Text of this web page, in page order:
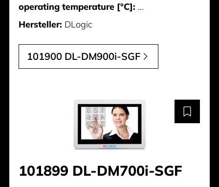
operating temperature [°C]: ...
Hersteller: DLogic
101900 DL-DM900i-SGF
101899 DL-DM700i-SGF